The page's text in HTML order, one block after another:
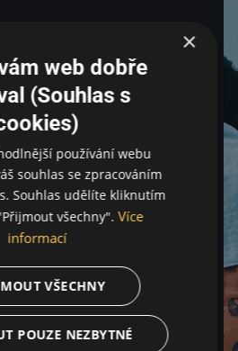
a heslo
×
web dobře
(Souhlas s
používání webu
souhlas se zpracováním
Souhlas udělíte kliknutím
všechny". Více
informací
VŠECHNY
POUZE NEZBYTNÉ